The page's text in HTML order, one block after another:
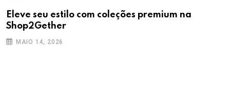
Eleve seu estilo com coleções premium na
Shop2Gether
MAIO 14, 2026